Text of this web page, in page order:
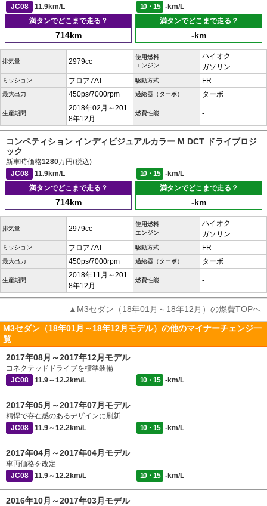
JC08
11.9km/L 10・15
-km/L
満タンでどこまで走る？
714km
満タンでどこまで走る？
-km
排気量 2979cc
使用燃料
エンジン
ハイオク
ガソリン
ミッション フロア7AT 駆動方式 FR
最大出力 450ps/7000rpm 過給器（ターボ） ターボ
生産期間
2018年02月～201
8年12月
燃費性能 -
コンペティション インディビジュアルカラー M DCT ドライブロジ
ック
新車時価格1280万円(税込)
JC08
11.9km/L 10・15
-km/L
満タンでどこまで走る？
714km
満タンでどこまで走る？
-km
排気量 2979cc
使用燃料
エンジン
ハイオク
ガソリン
ミッション フロア7AT 駆動方式 FR
最大出力 450ps/7000rpm 過給器（ターボ） ターボ
生産期間
2018年11月～201
8年12月
燃費性能 -
▲M3セダン（18年01月～18年12月）の燃費TOPへ
M3セダン（18年01月～18年12月モデル）の他のマイナーチェンジ一
覧
2017年08月～2017年12月モデル
コネクテッドドライブを標準装備
JC08
11.9～12.2km/L 10・15 -km/L
2017年05月～2017年07月モデル
精悍で存在感のあるデザインに刷新
JC08
11.9～12.2km/L 10・15 -km/L
2017年04月～2017年04月モデル
車両価格を改定
JC08
11.9～12.2km/L 10・15 -km/L
2016年10月～2017年03月モデル